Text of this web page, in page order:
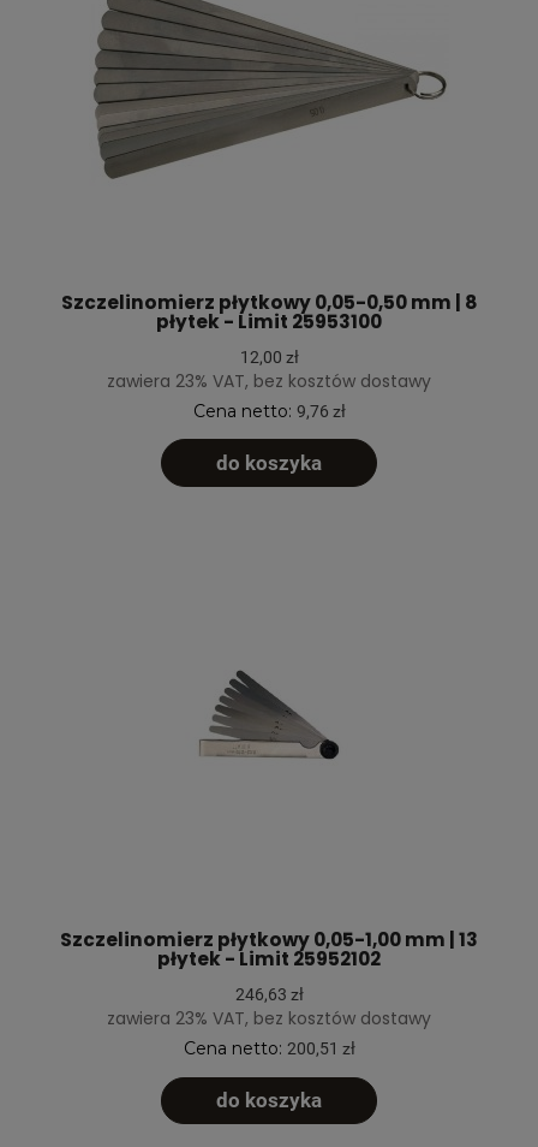
Szczelinomierz płytkowy 0,05-0,50 mm | 8
płytek - Limit 25953100
12,00 zł
zawiera 23% VAT, bez kosztów dostawy
Cena netto: 9,76 zł
do koszyka
Szczelinomierz płytkowy 0,05-1,00 mm | 13
płytek - Limit 25952102
246,63 zł
zawiera 23% VAT, bez kosztów dostawy
Cena netto: 200,51 zł
do koszyka